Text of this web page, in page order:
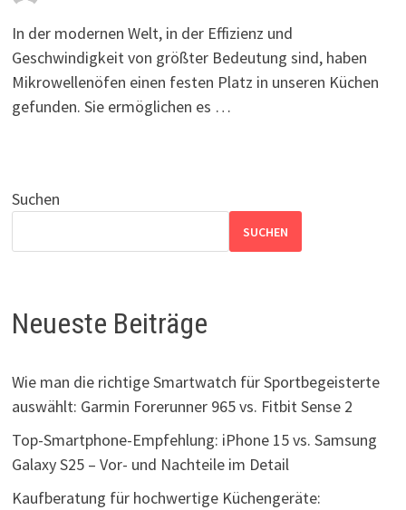
In der modernen Welt, in der Effizienz und
Geschwindigkeit von größter Bedeutung sind, haben
Mikrowellenöfen einen festen Platz in unseren Küchen
gefunden. Sie ermöglichen es …
Suchen
SUCHEN
Neueste Beiträge
Wie man die richtige Smartwatch für Sportbegeisterte
auswählt: Garmin Forerunner 965 vs. Fitbit Sense 2
Top-Smartphone-Empfehlung: iPhone 15 vs. Samsung
Galaxy S25 – Vor- und Nachteile im Detail
Kaufberatung für hochwertige Küchengeräte: